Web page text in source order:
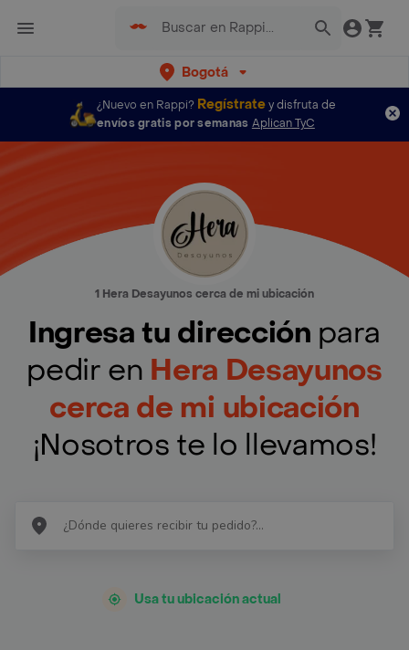
Bogotá
¿Nuevo en Rappi? Regístratey disfruta de
envíos gratis por semanas Aplican TyC
1 Hera Desayunos cerca de mi ubicación
Ingresa tu dirección para
pedir en Hera Desayunos
cerca de mi ubicación
¡Nosotros te lo llevamos!
Usa tu ubicación actual